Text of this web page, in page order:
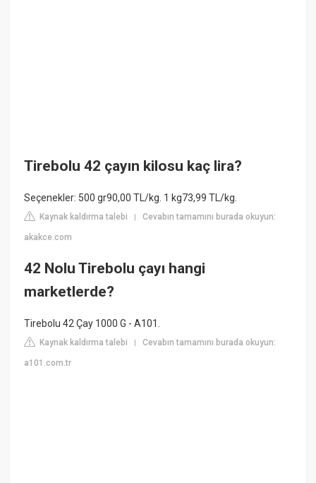
Tirebolu 42 çayın kilosu kaç lira?
Seçenekler: 500 gr90,00 TL/kg. 1 kg73,99 TL/kg.
Kaynak kaldırma talebi |Cevabın tamamını burada okuyun:
akakce.com
42 Nolu Tirebolu çayı hangi
marketlerde?
Tirebolu 42 Çay 1000 G - A101.
Kaynak kaldırma talebi |Cevabın tamamını burada okuyun:
a101.com.tr